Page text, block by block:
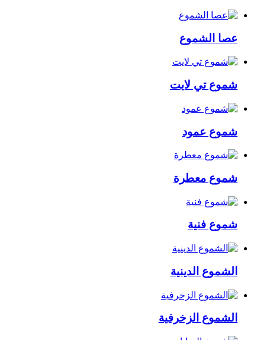
عصا الشموع
شموع تي لايت
شموع عمود
شموع معطرة
شموع فنية
الشموع الدينية
الشموع الزخرفية